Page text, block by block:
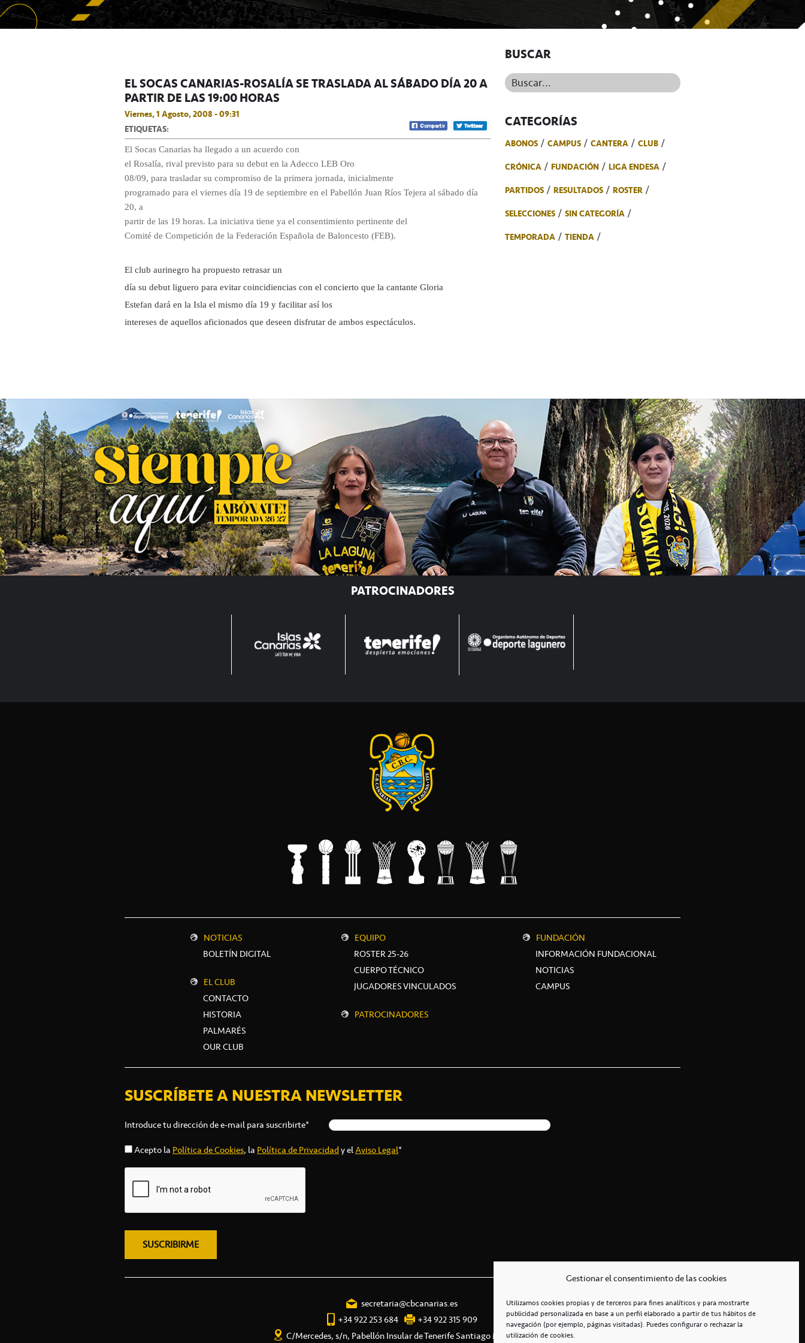
Gestionar el consentimiento de las cookies
Utilizamos cookies propias y de terceros para fines analíticos y para mostrarte
publicidad personalizada en base a un perfil elaborado a partir de tus hábitos de
navegación (por ejemplo, páginas visitadas). Puedes configurar o rechazar la
utilización de cookies.
EL SOCAS CANARIAS-ROSALÍA SE TRASLADA AL SÁBADO DÍA 20 A
PARTIR DE LAS 19:00 HORAS
Viernes, 1 Agosto, 2008 - 09:31
ETIQUETAS:
El Socas Canarias ha llegado a un acuerdo con
el Rosalía, rival previsto para su debut en la Adecco LEB Oro
08/09, para trasladar su compromiso de la primera jornada, inicialmente
programado para el viernes día 19 de septiembre en el Pabellón Juan Ríos Tejera al sábado día
20, a
partir de las 19 horas. La iniciativa tiene ya el consentimiento pertinente del
Comité de Competición de la Federación Española de Baloncesto (FEB).
El club aurinegro ha propuesto retrasar un
día su debut liguero para evitar coincidiencias con el concierto que la cantante Gloria
Estefan dará en la Isla el mismo día 19 y facilitar así los
intereses de aquellos aficionados que deseen disfrutar de ambos espectáculos.
BUSCAR
Buscar...
CATEGORÍAS
ABONOS CAMPUS CANTERA
CLUB
CRÓNICA
FUNDACIÓN
LIGA ENDESA
PARTIDOS
RESULTADOS
ROSTER
SELECCIONES
SIN CATEGORÍA
TEMPORADA
TIENDA
PATROCINADORES
NOTICIAS
BOLETÍN DIGITAL
EL CLUB
CONTACTO
HISTORIA
PALMARÉS
OUR CLUB
EQUIPO
ROSTER 25-26
CUERPO TÉCNICO
JUGADORES VINCULADOS
PATROCINADORES
FUNDACIÓN
INFORMACIÓN FUNDACIONAL
NOTICIAS
CAMPUS
SUSCRÍBETE A NUESTRA NEWSLETTER
Introduce tu dirección de e-mail para suscribirte*
Acepto la Política de Cookies, la Política de Privacidady elAviso Legal*
secretaria@cbcanarias.es
+34 922 253 684
+34 922 315 909
C/Mercedes, s/n, Pabellón Insular de Tenerife Santiago Martín